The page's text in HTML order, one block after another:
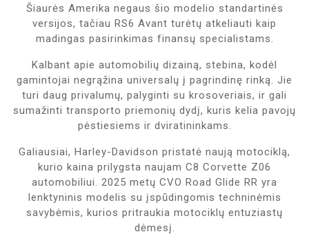
Šiaurės Amerika negaus šio modelio standartinės
versijos, tačiau RS6 Avant turėtų atkeliauti kaip
madingas pasirinkimas finansų specialistams.
Kalbant apie automobilių dizainą, stebina, kodėl
gamintojai negrąžina universalų į pagrindinę rinką. Jie
turi daug privalumų, palyginti su krosoveriais, ir gali
sumažinti transporto priemonių dydį, kuris kelia pavojų
pėstiesiems ir dviratininkams.
Galiausiai, Harley-Davidson pristatė naują motociklą,
kurio kaina prilygsta naujam C8 Corvette Z06
automobiliui. 2025 metų CVO Road Glide RR yra
lenktyninis modelis su įspūdingomis techninėmis
savybėmis, kurios pritraukia motociklų entuziastų
dėmesį.